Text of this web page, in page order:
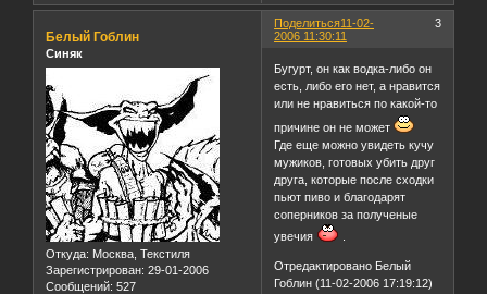
Поделиться 3
11-02-
2006 11:30:11
Белый Гоблин
Синяк
Откуда: Москва, Текстиля
Зарегистрирован: 29-01-2006
Сообщений: 527
Бугурт, он как водка-либо он
есть, либо его нет, а нравится
или не нравиться по какой-то
причине он не может
Где еще можно увидеть кучу
мужиков, готовых убить друг
друга, которые после сходки
пьют пиво и благодарят
соперников за полученые
увечия
Отредактировано Белый
Гоблин (11-02-2006 17:19:12)